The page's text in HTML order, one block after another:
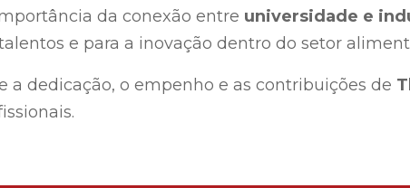
da conexão entre universidade e
e para a inovação dentro do setor
a dedicação, o empenho e as contribuições de